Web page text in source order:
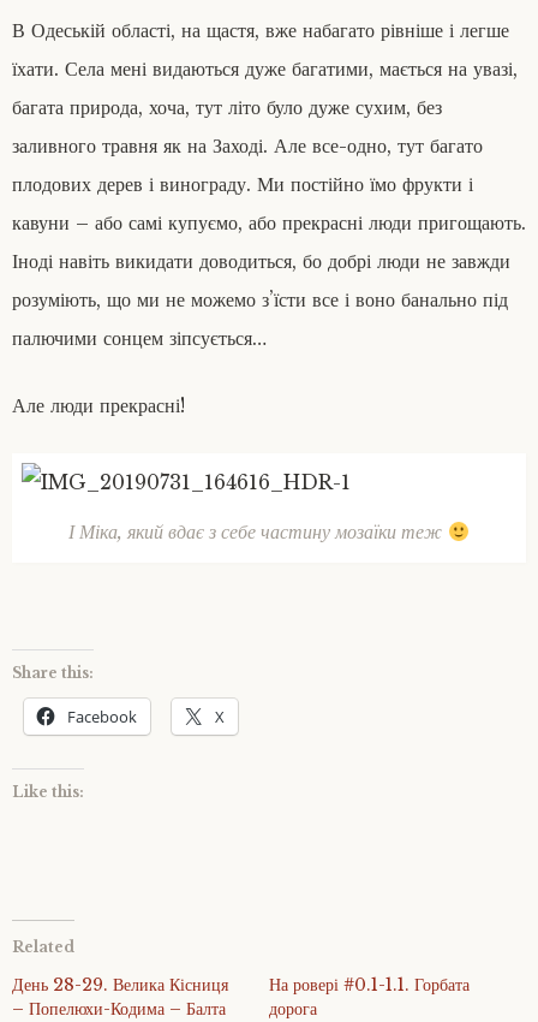
В Одеській області, на щастя, вже набагато рівніше і легше
їхати. Села мені видаються дуже багатими, мається на увазі,
багата природа, хоча, тут літо було дуже сухим, без
заливного травня як на Заході. Але все-одно, тут багато
плодових дерев і винограду. Ми постійно їмо фрукти і
кавуни – або самі купуємо, або прекрасні люди пригощають.
Іноді навіть викидати доводиться, бо добрі люди не завжди
розуміють, що ми не можемо з’їсти все і воно банально під
палючими сонцем зіпсується…
Але люди прекрасні!
І Міка, який вдає з себе частину мозаїки теж
Share this:
Facebook X
Like this:
Related
День 28-29. Велика Кісниця
– Попелюхи-Кодима – Балта
На ровері #0.1-1.1. Горбата
дорога